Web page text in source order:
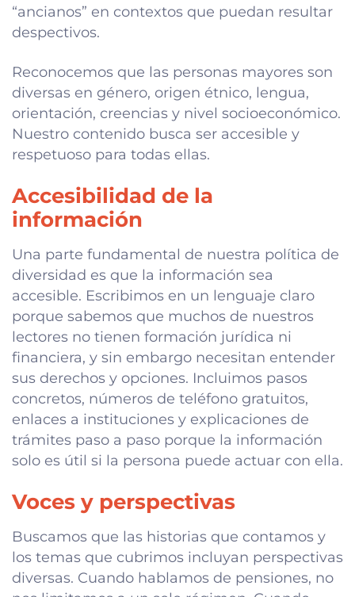
“ancianos” en contextos que puedan resultar
despectivos.
Reconocemos que las personas mayores son
diversas en género, origen étnico, lengua,
orientación, creencias y nivel socioeconómico.
Nuestro contenido busca ser accesible y
respetuoso para todas ellas.
Accesibilidad de la
información
Una parte fundamental de nuestra política de
diversidad es que la información sea
accesible. Escribimos en un lenguaje claro
porque sabemos que muchos de nuestros
lectores no tienen formación jurídica ni
financiera, y sin embargo necesitan entender
sus derechos y opciones. Incluimos pasos
concretos, números de teléfono gratuitos,
enlaces a instituciones y explicaciones de
trámites paso a paso porque la información
solo es útil si la persona puede actuar con ella.
Voces y perspectivas
Buscamos que las historias que contamos y
los temas que cubrimos incluyan perspectivas
diversas. Cuando hablamos de pensiones, no